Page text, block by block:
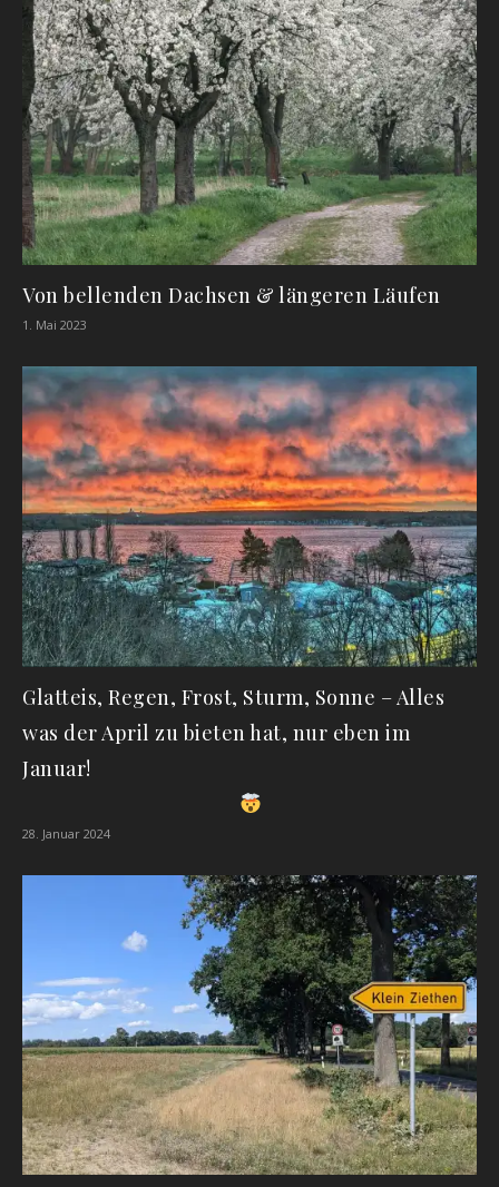
Von bellenden Dachsen & längeren Läufen
1. Mai 2023
Glatteis, Regen, Frost, Sturm, Sonne – Alles
was der April zu bieten hat, nur eben im
Januar!
28. Januar 2024